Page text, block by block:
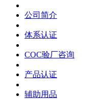
公司简介
体系认证
COC验厂咨询
产品认证
辅助用品